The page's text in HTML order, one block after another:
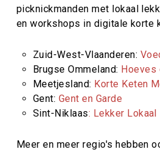
picknickmanden met lokaal
en workshops in digitale korte
Zuid-West-Vlaanderen:
Brugse Ommeland: Hoeves
Meetjesland: Korte Keten
Gent: Gent en Garde
Sint-Niklaas: Lekker Lokaal
Meer en meer regio's hebben